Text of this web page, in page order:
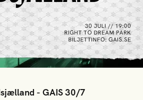
- GAIS 30/7